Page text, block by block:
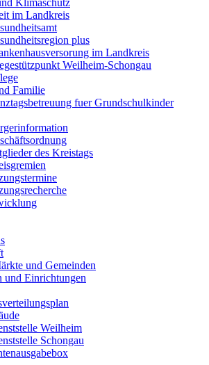
Klimaschutz
im Landkreis
plus
im Landkreis
Weilheim-Schongau
Familie
fuer Grundschulkinder
des Kreistags
und Gemeinden
und Einrichtungen
Weilheim
Schongau